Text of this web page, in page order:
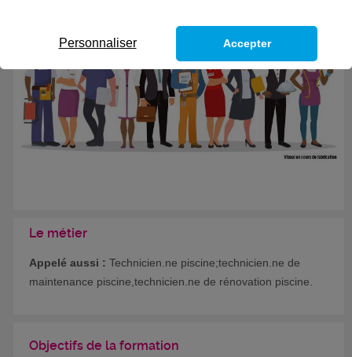
Formation certifiante
Le métier
Appelé aussi : Technicien.ne piscine;technicien.ne de
maintenance piscine,technicien.ne de rénovation piscine.
Objectifs de la formation
Personnaliser Accepter